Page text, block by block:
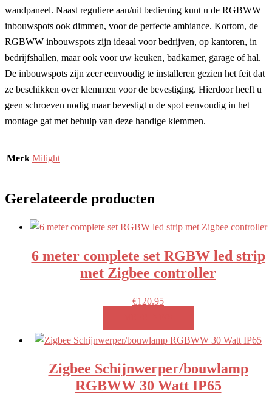
wandpaneel. Naast reguliere aan/uit bediening kunt u de RGBWW
inbouwspots ook dimmen, voor de perfecte ambiance. Kortom, de
RGBWW inbouwspots zijn ideaal voor bedrijven, op kantoren, in
bedrijfshallen, maar ook voor uw keuken, badkamer, garage of hal.
De inbouwspots zijn zeer eenvoudig te installeren gezien het feit dat
ze beschikken over klemmen voor de bevestiging. Hierdoor heeft u
geen schroeven nodig maar bevestigt u de spot eenvoudig in het
montage gat met behulp van deze handige klemmen.
Merk Milight
Gerelateerde producten
6 meter complete set RGBW led strip
met Zigbee controller
€120.95
Zigbee Schijnwerper/bouwlamp
RGBWW 30 Watt IP65